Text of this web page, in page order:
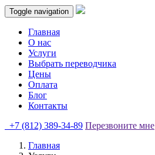
Toggle navigation
Главная
О нас
Услуги
Выбрать переводчика
Цены
Оплата
Блог
Контакты
+7 (812) 389-34-89 Перезвоните мне
Главная